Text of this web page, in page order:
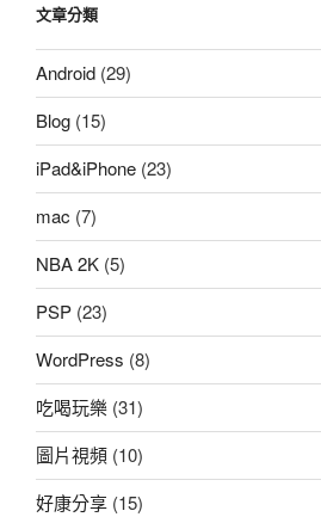
文章分類
Android (29)
Blog (15)
iPad&iPhone (23)
mac (7)
NBA 2K (5)
PSP (23)
WordPress (8)
吃喝玩樂 (31)
圖片視頻 (10)
好康分享 (15)